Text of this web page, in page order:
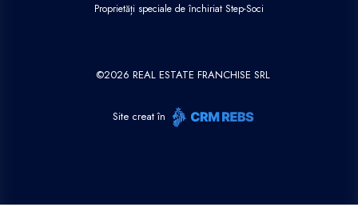
Proprietăți speciale de închiriat Step-Soci
©2026 REAL ESTATE FRANCHISE SRL
Site creat în